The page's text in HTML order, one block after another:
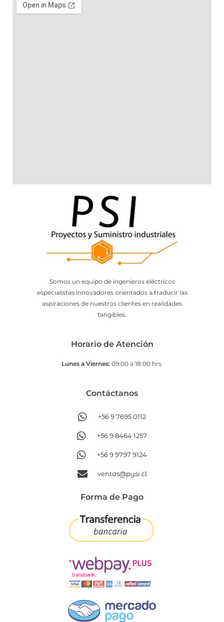
Somos un equipo de ingenieros eléctricos
especialistas innovadores orientados a traducir las
aspiraciones de nuestros clientes en realidades
tangibles.
Horario de Atención
Lunes a Viernes:09:00 a 18:00 hrs.
Contáctanos​
+56 9 7695 0112
+56 9 8464 1257
+56 9 9797 9124
ventas@pysi.cl
Forma de Pago